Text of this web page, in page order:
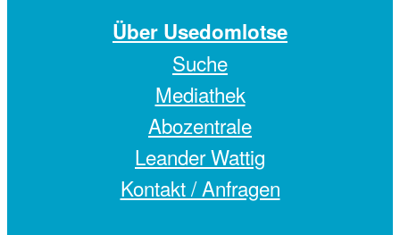
Über Usedomlotse
Suche
Mediathek
Abozentrale
Leander Wattig
Kontakt / Anfragen